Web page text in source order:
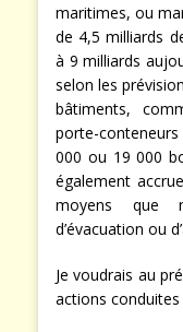
maritimes, ou
de 4,5 milliards
à 9 milliards
selon les
bâtiments,
porte-conteneurs
000 ou 19 000
également
moyens que
d’évacuation ou
Je voudrais au
actions